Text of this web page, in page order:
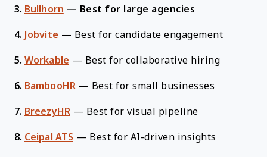
3. Bullhorn — Best for large agencies
4. Jobvite — Best for candidate engagement
5. Workable — Best for collaborative hiring
6. BambooHR — Best for small businesses
7. BreezyHR — Best for visual pipeline
8. Ceipal ATS — Best for AI-driven insights